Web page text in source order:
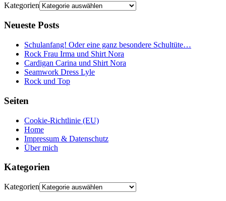
Kategorien
Neueste Posts
Schulanfang! Oder eine ganz besondere Schultüte…
Rock Frau Irma und Shirt Nora
Cardigan Carina und Shirt Nora
Seamwork Dress Lyle
Rock und Top
Seiten
Cookie-Richtlinie (EU)
Home
Impressum & Datenschutz
Über mich
Kategorien
Kategorien